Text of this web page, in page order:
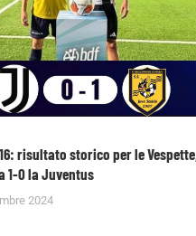
risultato storico per le Vespette,
1-0 la Juventus
2024